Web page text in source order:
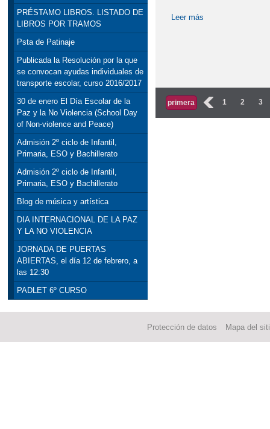
PRÉSTAMO LIBROS. LISTADO DE
LIBROS POR TRAMOS
Psta de Patinaje
Publicada la Resolución por la que
se convocan ayudas individuales de
transporte escolar, curso 2016/2017
30 de enero El Día Escolar de la
Paz y la No Violencia (School Day
of Non-violence and Peace)
Admisión 2º ciclo de Infantil,
Primaria, ESO y Bachillerato
Admisión 2º ciclo de Infantil,
Primaria, ESO y Bachillerato
Blog de música y artística
DIA INTERNACIONAL DE LA PAZ
Y LA NO VIOLENCIA
JORNADA DE PUERTAS
ABIERTAS, el día 12 de febrero, a
las 12:30
PADLET 6º CURSO
Leer más
Páginas
primera ‹ 1 2 3
Protección de datos Mapa del